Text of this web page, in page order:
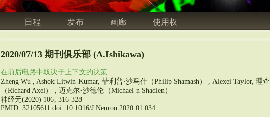
日程 发布 画廊 使用权
2020/07/13 期刊俱乐部 (A.Ishikawa)
在前后电路中取决于上下文的决策
Zheng Wu , Ashok Litwin-Kumar, 菲利普·沙马什（Philip Shamash） , Alexei Taylor, 理
（Richard Axel） , 迈克尔·沙德伦（Michael n Shadlen）
神经元(2020) 106, 316-328
PMID: 32105611 doi: 10.1016/J.Neuron.2020.01.034